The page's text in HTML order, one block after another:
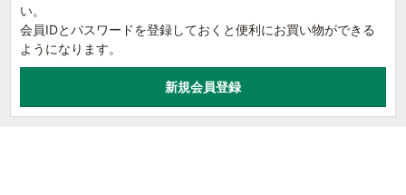
い。
会員IDとパスワードを登録しておくと便利にお買い物ができる
ようになります。